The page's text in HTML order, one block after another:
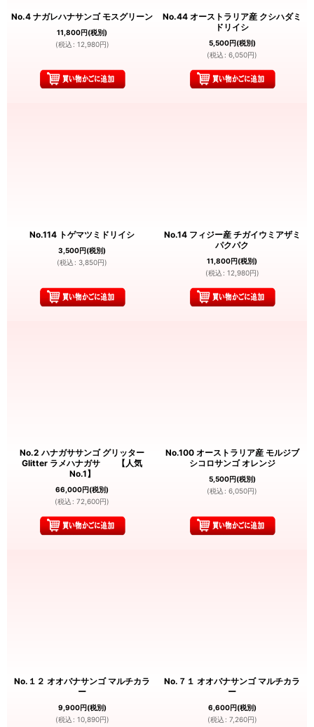
No.4 ナガレハナサンゴ モスグリーン
11,800円(税別)
(税込 : 12,980円)
No.44 オーストラリア産 クシハダミ
ドリイシ
5,500円(税別)
(税込 : 6,050円)
No.114 トゲマツミドリイシ
3,500円(税別)
(税込 : 3,850円)
No.14 フィジー産 チガイウミアザミ
パクパク
11,800円(税別)
(税込 : 12,980円)
No.2 ハナガササンゴ グリッター
Glitter ラメハナガサ 【人気
No.1】
66,000円(税別)
(税込 : 72,600円)
No.100 オーストラリア産 モルジブ
シコロサンゴ オレンジ
5,500円(税別)
(税込 : 6,050円)
No.１２ オオバナサンゴ マルチカラ
ー
9,900円(税別)
(税込 : 10,890円)
No.７１ オオバナサンゴ マルチカラ
ー
6,600円(税別)
(税込 : 7,260円)